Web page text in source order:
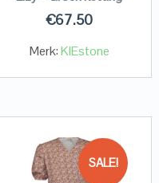
€67.50
Merk:KIEstone
SALE!